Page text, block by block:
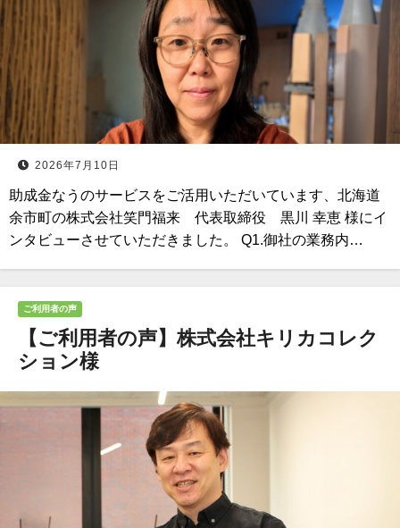
2026年7月10日
助成金なうのサービスをご活用いただいています、北海道
余市町の株式会社笑門福来 代表取締役 黒川 幸恵 様にイ
ンタビューさせていただきました。 Q1.御社の業務内…
ご利用者の声
【ご利用者の声】株式会社キリカコレク
ション様